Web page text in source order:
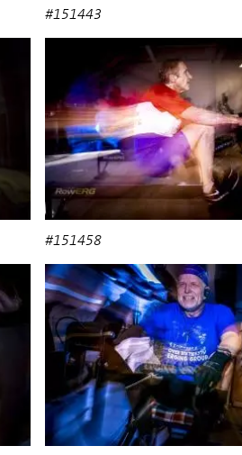
#151443
#151458